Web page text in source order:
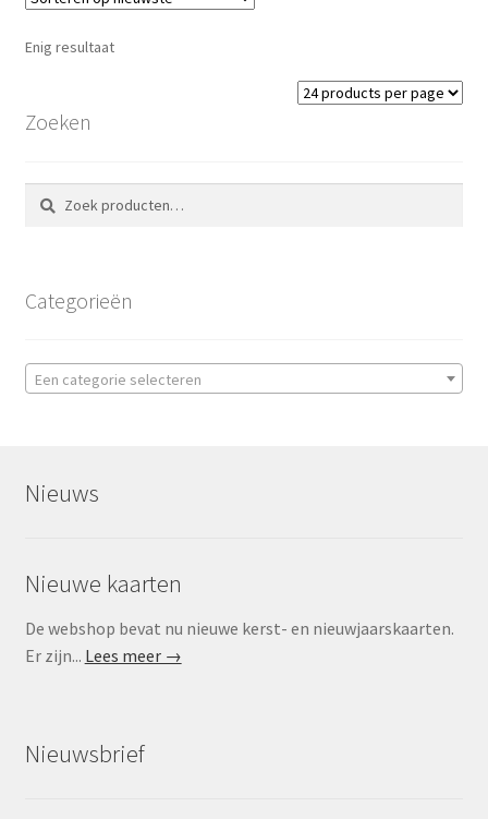
Enig resultaat
Zoeken
Zoeken
naar:
Zoeken
Categorieën
Een categorie selecteren
Nieuws
Nieuwe kaarten
De webshop bevat nu nieuwe kerst- en nieuwjaarskaarten.
Er zijn... Lees meer →
Nieuwsbrief